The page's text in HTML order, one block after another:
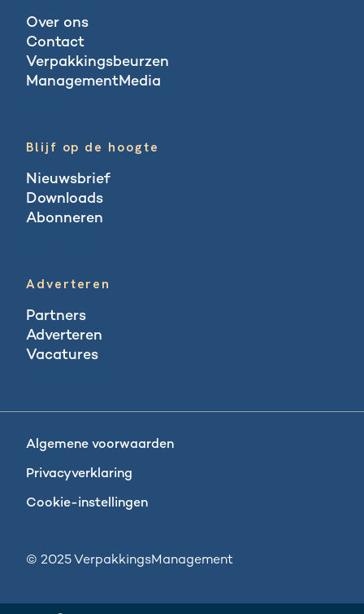
Over ons
Contact
Verpakkingsbeurzen
ManagementMedia
Blijf op de hoogte
Nieuwsbrief
Downloads
Abonneren
Adverteren
Partners
Adverteren
Vacatures
Algemene voorwaarden
Privacyverklaring
Cookie-instellingen
© 2025 VerpakkingsManagement